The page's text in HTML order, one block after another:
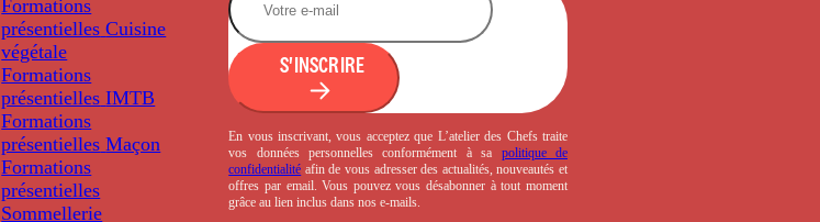
Formations
présentielles Cuisine
végétale
Formations
présentielles IMTB
Formations
présentielles Maçon
Formations
présentielles
Sommellerie
S'INSCRIRE
En vous inscrivant, vous acceptez que L’atelier des Chefs traite
vos données personnelles conformément à sa politique de
confidentialité afin de vous adresser des actualités, nouveautés et
offres par email. Vous pouvez vous désabonner à tout moment
grâce au lien inclus dans nos e-mails.